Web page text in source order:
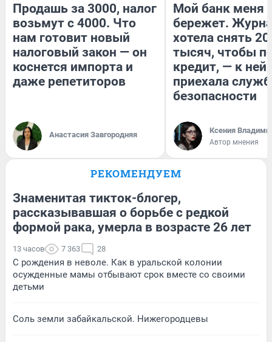
Продашь за 3000, налог
возьмут с 4000. Что
нам готовит новый
налоговый закон — он
коснется импорта и
даже репетиторов
Анастасия Завгородняя
Мой банк меня
бережет.
хотела снять
тысяч, чтобы
кредит, — к
приехала
безопасности
Ксения
Автор мнения
РЕКОМЕНДУЕМ
Знаменитая тикток-блогер,
рассказывавшая о борьбе с редкой
формой рака, умерла в возрасте 26 лет
13 часов 7 363 28
С рождения в неволе. Как в уральской колонии
осужденные мамы отбывают срок вместе со своими
детьми
Соль земли забайкальской. Нижегородцевы